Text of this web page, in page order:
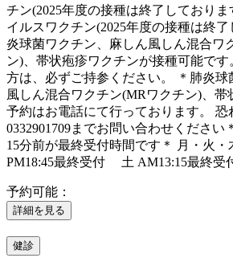
チン(2025年度の接種は終了しており
イルスワクチン(2025年度の接種は終
炎球菌ワクチン、麻しん風しん混合ワ
ン)、帯状疱疹ワクチンが接種可能で
方は、必ずご持参ください。 ＊肺炎球
風しん混合ワクチン(MRワクチン)、帯
予約はお電話にて行っております。 恐
0332901709までお問い合わせください
15分前が最終受付時間です＊ 月・火・
PM18:45最終受付 土 AM13:15最終受
予約可能：
詳細を見る
健診